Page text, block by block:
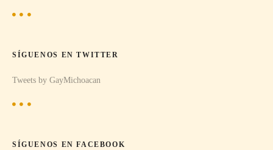
n
r
a
d
a
SÍGUENOS EN TWITTER
Tweets by GayMichoacan
SÍGUENOS EN FACEBOOK